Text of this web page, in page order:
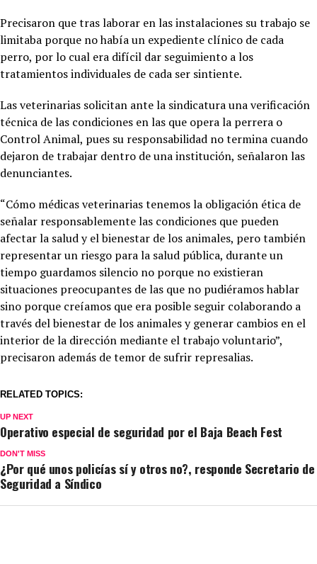
Precisaron que tras laborar en las instalaciones su trabajo se
limitaba porque no había un expediente clínico de cada
perro, por lo cual era difícil dar seguimiento a los
tratamientos individuales de cada ser sintiente.
Las veterinarias solicitan ante la sindicatura una verificación
técnica de las condiciones en las que opera la perrera o
Control Animal, pues su responsabilidad no termina cuando
dejaron de trabajar dentro de una institución, señalaron las
denunciantes.
“Cómo médicas veterinarias tenemos la obligación ética de
señalar responsablemente las condiciones que pueden
afectar la salud y el bienestar de los animales, pero también
representar un riesgo para la salud pública, durante un
tiempo guardamos silencio no porque no existieran
situaciones preocupantes de las que no pudiéramos hablar
sino porque creíamos que era posible seguir colaborando a
través del bienestar de los animales y generar cambios en el
interior de la dirección mediante el trabajo voluntario”,
precisaron además de temor de sufrir represalias.
RELATED TOPICS:
UP NEXT
Operativo especial de seguridad por el Baja Beach Fest
DON'T MISS
¿Por qué unos policías sí y otros no?, responde Secretario de
Seguridad a Síndico